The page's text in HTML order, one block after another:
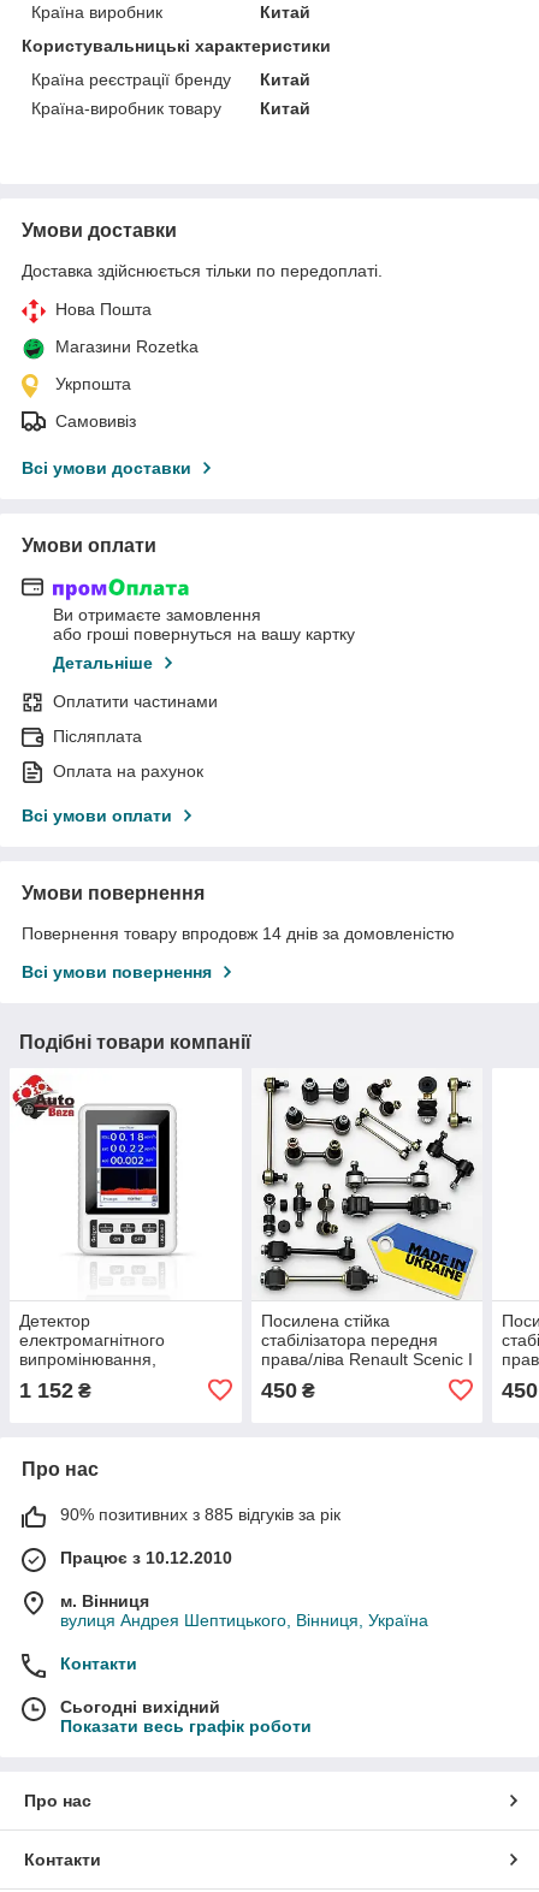
Країна виробник
Китай
Користувальницькі характеристики
Країна реєстрації бренду
Китай
Країна-виробник товару
Китай
Умови доставки
Доставка здійснюється тільки по передоплаті.
Нова Пошта
Магазини Rozetka
Укрпошта
Самовивіз
Всі умови доставки
Умови оплати
Ви отримаєте замовлення
або гроші повернуться на вашу картку
Детальніше
Оплатити частинами
Післяплата
Оплата на рахунок
Всі умови оплати
Умови повернення
Повернення товару впродовж 14 днів за домовленістю
Всі умови повернення
Подібні товари компанії
Детектор
електромагнітного
випромінювання,
Дозиметр радіації BR-9B
1 152 ₴
Посилена стійка
стабілізатора передня
права/ліва Renault Scenic I
4WD (JA0/1, FA0/1) (1999-
2010 р.в) - 7700437136,
450₴ 450
Про нас
90% позитивних з 885 відгуків за рік
Працює з 10.12.2010
м. Вінниця
вулиця Андрея Шептицького, Вінниця, Україна
Контакти
Сьогодні вихідний
Показати весь графік роботи
Про нас
Контакти